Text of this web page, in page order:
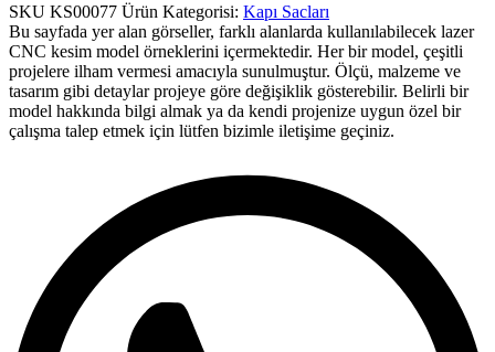
SKU KS00077 Ürün Kategorisi: Kapı Sacları
Bu sayfada yer alan görseller, farklı alanlarda kullanılabilecek lazer
CNC kesim model örneklerini içermektedir. Her bir model, çeşitli
projelere ilham vermesi amacıyla sunulmuştur. Ölçü, malzeme ve
tasarım gibi detaylar projeye göre değişiklik gösterebilir. Belirli bir
model hakkında bilgi almak ya da kendi projenize uygun özel bir
çalışma talep etmek için lütfen bizimle iletişime geçiniz.